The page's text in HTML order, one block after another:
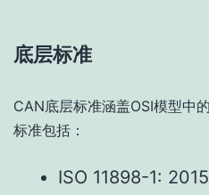
底层标准
CAN底层标准涵盖OSI模型中
标准包括：
ISO 11898-1: